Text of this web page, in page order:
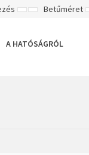
RÖGZÍTETT
SZÉLES
Betűméret
A HATÓSÁGRÓL